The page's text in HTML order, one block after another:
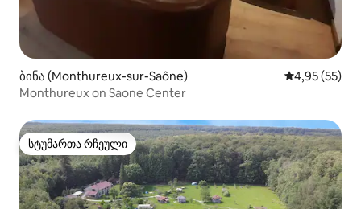
ბინა (Monthureux-sur-Saône) საშუალო
4,95 (55)
Monthureux on Saone Center
სტუმართა რჩეული
სტუმართა რჩეული